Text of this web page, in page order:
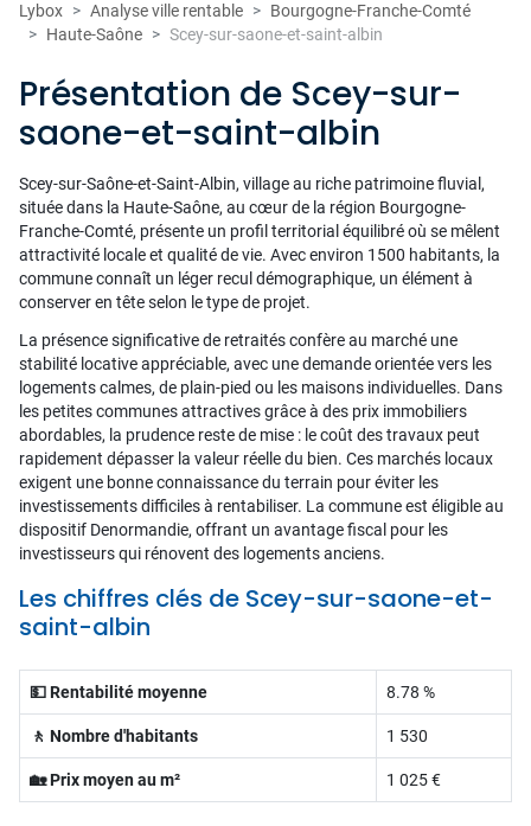
Lybox Analyse ville rentable
Bourgogne-Franche-Comté
Haute-Saône
Scey-sur-saone-et-saint-albin
Présentation de Scey-sur-
saone-et-saint-albin
Scey-sur-Saône-et-Saint-Albin, village au riche patrimoine fluvial,
située dans la Haute-Saône, au cœur de la région Bourgogne-
Franche-Comté, présente un profil territorial équilibré où se mêlent
attractivité locale et qualité de vie. Avec environ 1500 habitants, la
commune connaît un léger recul démographique, un élément à
conserver en tête selon le type de projet.
La présence significative de retraités confère au marché une
stabilité locative appréciable, avec une demande orientée vers les
logements calmes, de plain-pied ou les maisons individuelles. Dans
les petites communes attractives grâce à des prix immobiliers
abordables, la prudence reste de mise : le coût des travaux peut
rapidement dépasser la valeur réelle du bien. Ces marchés locaux
exigent une bonne connaissance du terrain pour éviter les
investissements difficiles à rentabiliser. La commune est éligible au
dispositif Denormandie, offrant un avantage fiscal pour les
investisseurs qui rénovent des logements anciens.
Les chiffres clés de Scey-sur-saone-et-
saint-albin
💵 Rentabilité moyenne 8.78 %
🚶 Nombre d'habitants 1 530
🏡 Prix moyen au m² 1 025 €